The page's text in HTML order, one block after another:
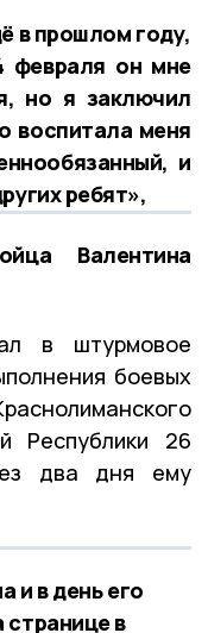
в прошлом году,
февраля он мне
но я заключил
воспитала меня
и
ребят»,
Валентина
в штурмовое
боевых
Республики 26
два дня ему
и в день его
странице в